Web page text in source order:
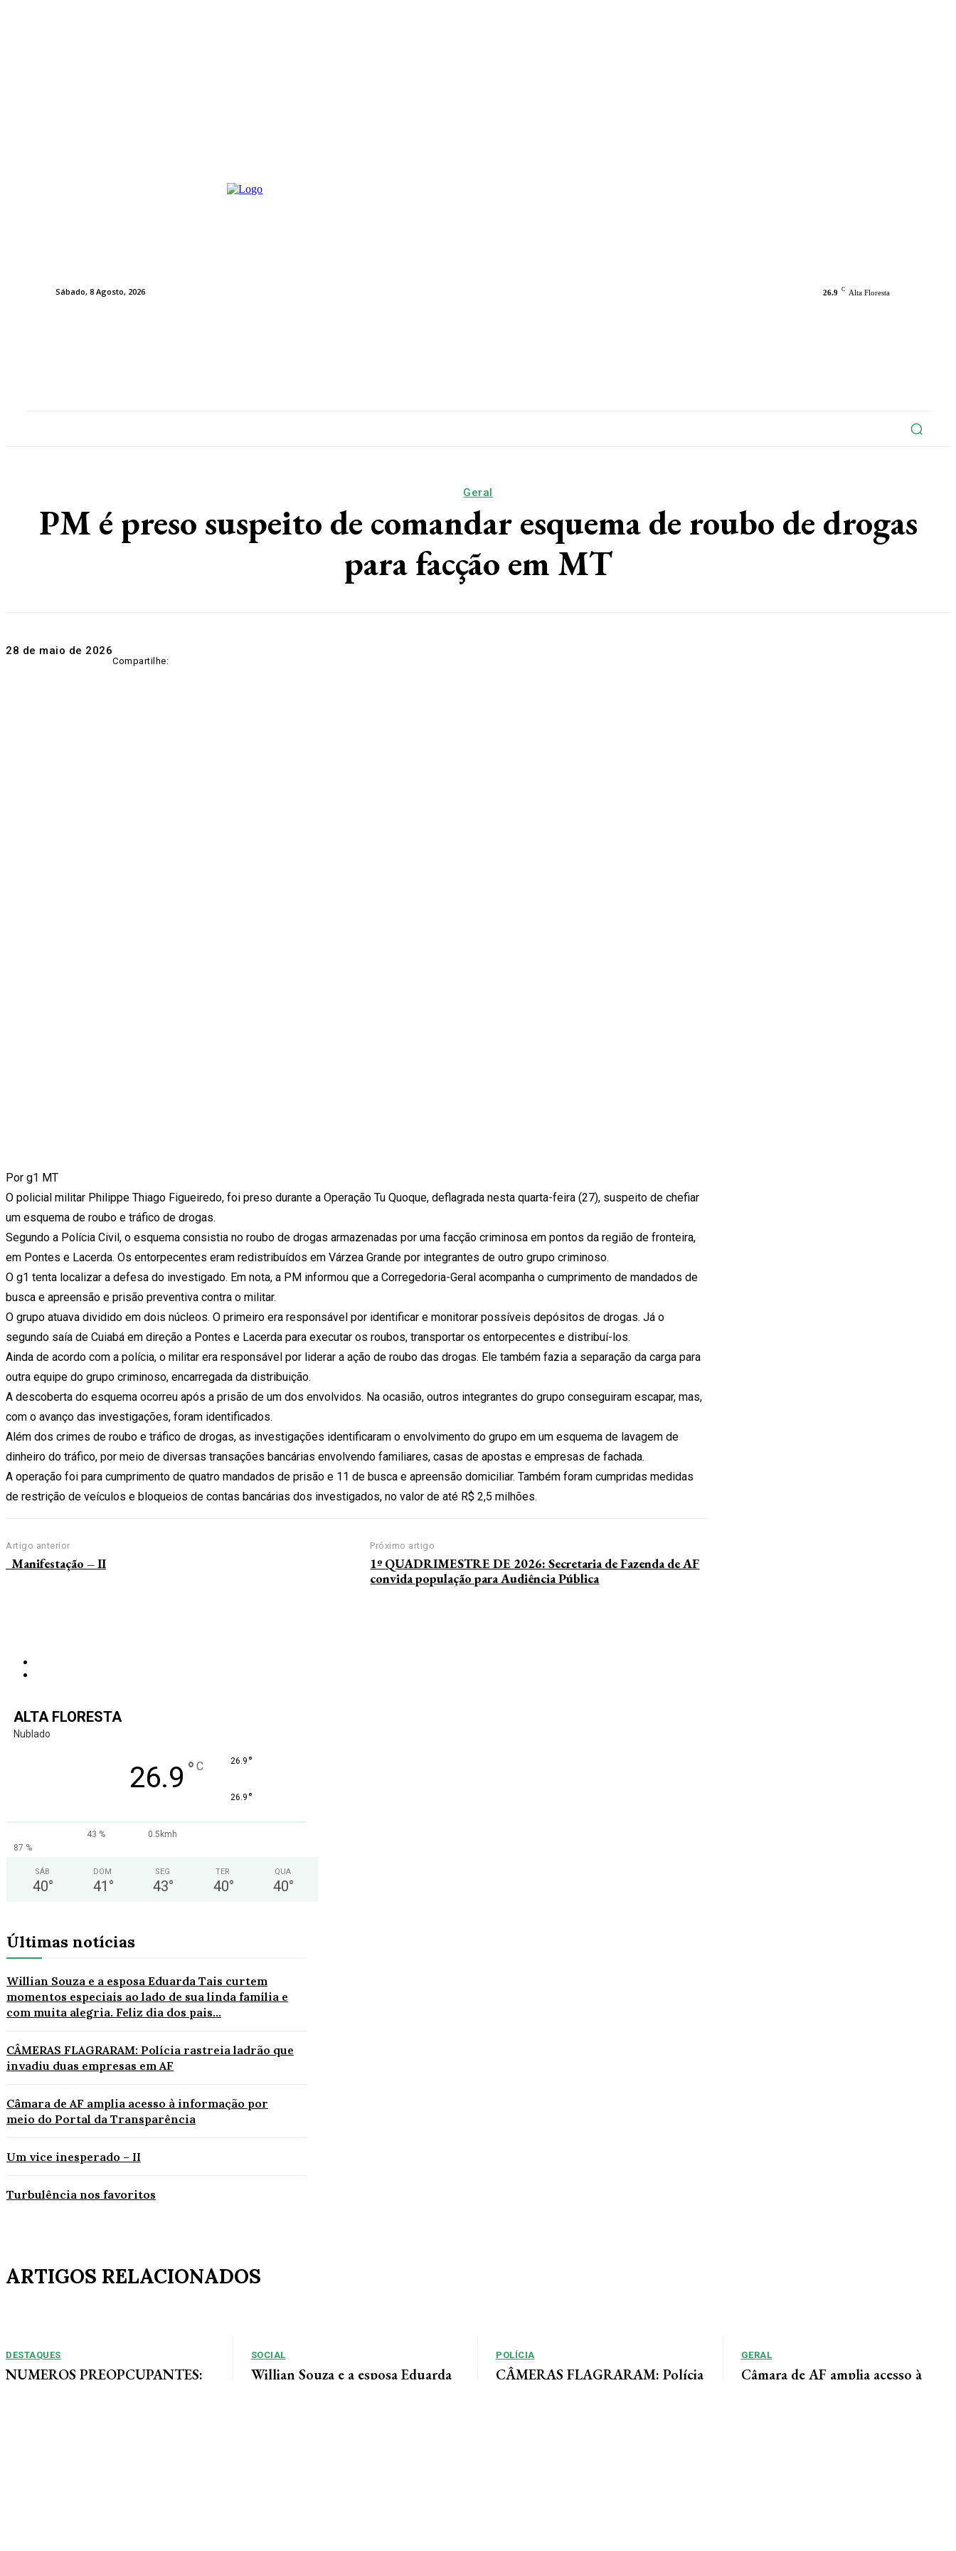
Sábado, 8 Agosto, 2026 26.9 C Alta Floresta
Geral
PM é preso suspeito de comandar esquema de roubo de drogas
para facção em MT
28 de maio de 2026
Compartilhe:
Por g1 MT
O policial militar Philippe Thiago Figueiredo, foi preso durante a Operação Tu Quoque, deflagrada nesta quarta-feira (27), suspeito de chefiar
um esquema de roubo e tráfico de drogas.
Segundo a Polícia Civil, o esquema consistia no roubo de drogas armazenadas por uma facção criminosa em pontos da região de fronteira,
em Pontes e Lacerda. Os entorpecentes eram redistribuídos em Várzea Grande por integrantes de outro grupo criminoso.
O g1 tenta localizar a defesa do investigado. Em nota, a PM informou que a Corregedoria-Geral acompanha o cumprimento de mandados de
busca e apreensão e prisão preventiva contra o militar.
O grupo atuava dividido em dois núcleos. O primeiro era responsável por identificar e monitorar possíveis depósitos de drogas. Já o
segundo saía de Cuiabá em direção a Pontes e Lacerda para executar os roubos, transportar os entorpecentes e distribuí-los.
Ainda de acordo com a polícia, o militar era responsável por liderar a ação de roubo das drogas. Ele também fazia a separação da carga para
outra equipe do grupo criminoso, encarregada da distribuição.
A descoberta do esquema ocorreu após a prisão de um dos envolvidos. Na ocasião, outros integrantes do grupo conseguiram escapar, mas,
com o avanço das investigações, foram identificados.
Além dos crimes de roubo e tráfico de drogas, as investigações identificaram o envolvimento do grupo em um esquema de lavagem de
dinheiro do tráfico, por meio de diversas transações bancárias envolvendo familiares, casas de apostas e empresas de fachada.
A operação foi para cumprimento de quatro mandados de prisão e 11 de busca e apreensão domiciliar. Também foram cumpridas medidas
de restrição de veículos e bloqueios de contas bancárias dos investigados, no valor de até R$ 2,5 milhões.
Artigo anterior
Manifestação – II
Próximo artigo
1º QUADRIMESTRE DE 2026: Secretaria de Fazenda de AF
convida população para Audiência Pública
ALTA FLORESTA
Nublado
26.9 ° C 26.9 °
26.9 °
43 %
0.5kmh
87 %
SÁB
40°
DOM
41 °
SEG
43°
TER
40°
QUA
40°
Últimas notícias
Willian Souza e a esposa Eduarda Tais curtem
momentos especiais ao lado de sua linda família e
com muita alegria. Feliz dia dos pais...
CÂMERAS FLAGRARAM: Polícia rastreia ladrão que
invadiu duas empresas em AF
Câmara de AF amplia acesso à informação por
meio do Portal da Transparência
Um vice inesperado – II
Turbulência nos favoritos
ARTIGOS RELACIONADOS
DESTAQUES
NUMEROS PREOPCUPANTES:
SOCIAL
Willian Souza e a esposa Eduarda
POLÍCIA
CÂMERAS FLAGRARAM: Polícia
GERAL
Câmara de AF amplia acesso à